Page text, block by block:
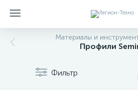
Материалы и
Профили
Фильтр